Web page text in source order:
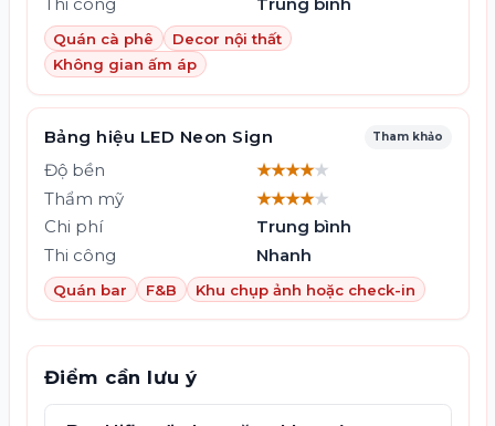
Quán cà phê
Decor nội thất
Không gian ấm áp
Bảng hiệu LED Neon Sign Tham khảo
Độ bền ★★★★★
Thẩm mỹ
★★★★★
Chi phí
Trung bình
Thi công
Nhanh
Quán bar F&B Khu chụp ảnh hoặc check-in
Điểm cần lưu ý